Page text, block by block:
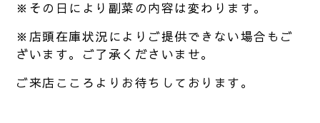
※その日により副菜の内容は変わります。
※店頭在庫状況によりご提供できない場合もご
ざいます。ご了承くださいませ。
ご来店こころよりお待ちしております。